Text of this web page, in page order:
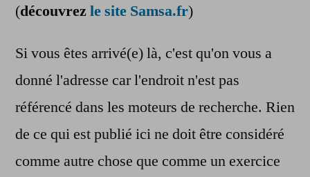
(découvrezle site Samsa.fr)
Si vous êtes arrivé(e) là, c'est qu'on vous a
donné l'adresse car l'endroit n'est pas
référencé dans les moteurs de recherche. Rien
de ce qui est publié ici ne doit être considéré
comme autre chose que comme un exercice